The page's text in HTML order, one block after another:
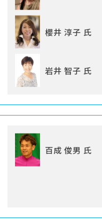
櫻井 淳子 氏
岩井 智子 氏
百成 俊男 氏